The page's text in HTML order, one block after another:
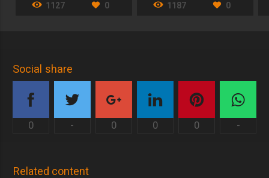
1127 0 1187 0
Social share
0 - 0 0 0 -
Related content